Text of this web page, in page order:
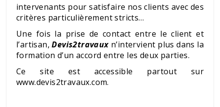
intervenants pour satisfaire nos clients avec des
critères particulièrement stricts…
Une fois la prise de contact entre le client et
l’artisan,Devis2travaux n’intervient plus dans la
formation d’un accord entre les deux parties.
Ce site est accessible partout sur
www.devis2travaux.com.